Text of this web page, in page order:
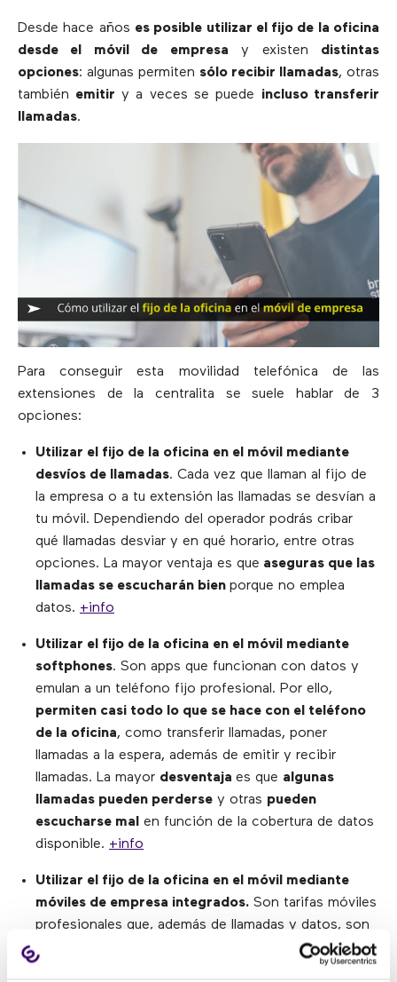
Desde hace años es posible utilizar el fijo de la oficina
desde el móvil de empresa y existen distintas
opciones: algunas permiten sólo recibir llamadas, otras
también emitir y a veces se puede incluso transferir
llamadas.
Para conseguir esta movilidad telefónica de las
extensiones de la centralita se suele hablar de 3
opciones:
Utilizar el fijo de la oficina en el móvil mediante
desvíos de llamadas. Cada vez que llaman al fijo de
la empresa o a tu extensión las llamadas se desvían a
tu móvil. Dependiendo del operador podrás cribar
qué llamadas desviar y en qué horario, entre otras
opciones. La mayor ventaja es que aseguras que las
llamadas se escucharán bien porque no emplea
datos. +info
Utilizar el fijo de la oficina en el móvil mediante
softphones. Son apps que funcionan con datos y
emulan a un teléfono fijo profesional. Por ello,
permiten casi todo lo que se hace con el teléfono
de la oficina, como transferir llamadas, poner
llamadas a la espera, además de emitir y recibir
llamadas. La mayor desventaja es que algunas
llamadas pueden perderse y otras pueden
escucharse mal en función de la cobertura de datos
disponible. +info
Utilizar el fijo de la oficina en el móvil mediante
móviles de empresa integrados. Son tarifas móviles
profesionales que, además de llamadas y datos, son
una extensión de la centralita. Suelen ser la mejor
las llamadas siempre se escuchan